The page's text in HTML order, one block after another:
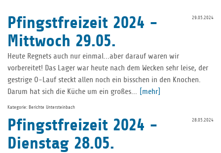
main
content
29.05.2024
Pfingstfreizeit 2024 -
Mittwoch 29.05.
Heute Regnets auch nur einmal...aber darauf waren wir
vorbereitet! Das Lager war heute nach dem Wecken sehr leise, der
gestrige O-Lauf steckt allen noch ein bisschen in den Knochen.
Darum hat sich die Küche um ein großes...
[mehr]
Kategorie: Berichte Untersteinbach
28.05.2024
Pfingstfreizeit 2024 -
Dienstag 28.05.